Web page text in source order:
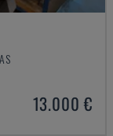
13.000 €